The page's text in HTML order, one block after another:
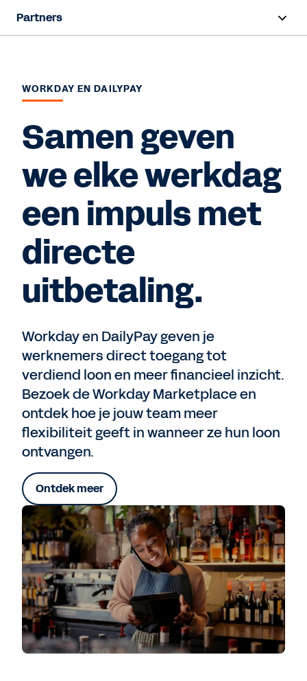
Partners
Vind een partner
Contact Sales
WORKDAY EN DAILYPAY
Samen geven
we elke werkdag
een impuls met
directe
uitbetaling.
Workday en DailyPay geven je
werknemers direct toegang tot
verdiend loon en meer financieel inzicht.
Bezoek de Workday Marketplace en
ontdek hoe je jouw team meer
flexibiliteit geeft in wanneer ze hun loon
ontvangen.
Ontdek meer